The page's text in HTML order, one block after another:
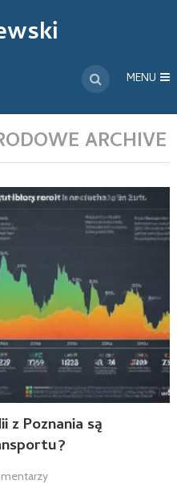
MENU
ARCHIVE
z Poznania są